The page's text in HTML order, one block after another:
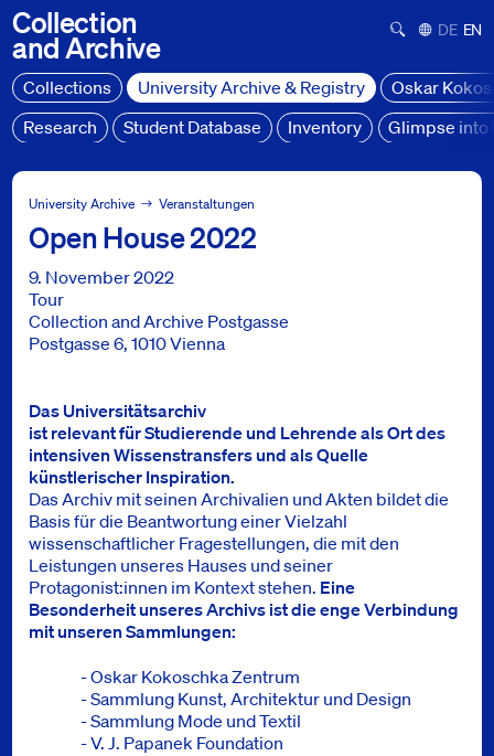
Collection
andArchive
Deutsch
Collections University Archive & Registry
Oskar
Research
Student Database Inventory
Glimpse into
Veranstaltungen
Open House 2022
University Archive Veranstaltungen
Open House 2022
9. November 2022
Tour
Collection and Archive Postgasse
Postgasse 6, 1010 Vienna
Das Universitätsarchiv
ist relevant für Studierende und Lehrendeals Ort des
intensiven Wissenstransfers und als Quelle
künstlerischer Inspiration.
Das Archiv mit seinen Archivalien und Akten bildet die
Basis für die Beantwortung einer Vielzahl
wissenschaftlicher Fragestellungen, die mit den
Leistungen unseres Hauses und seiner
Protagonist:innen im Kontext stehen. Eine
Besonderheit unseres Archivs istdie enge Verbindung
mit unseren Sammlungen:
- Oskar Kokoschka Zentrum
- Sammlung Kunst, Architektur und Design
- Sammlung Mode und Textil
- V. J. Papanek Foundation